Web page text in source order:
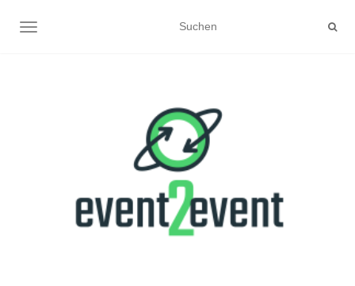
NAVIGATION UMSCHALTEN